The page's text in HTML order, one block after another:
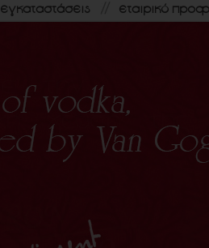
εγκαταστάσεις εταιρικό